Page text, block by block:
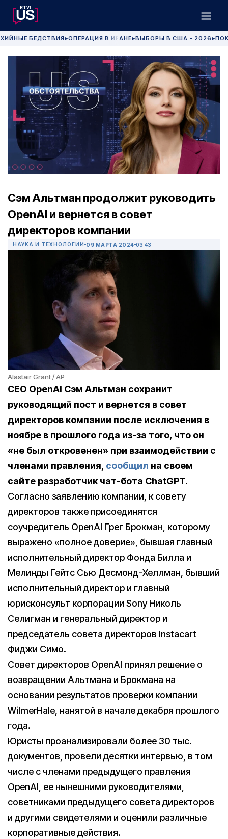
БЕДСТВИЯ▶ОПЕРАЦИЯ В ИРАНЕ▶ВЫБОРЫ В США - 2026 ▶
Сэм Альтман продолжит руководить
OpenAI и вернется в совет
директоров компании
НАУКА И ТЕХНОЛОГИИ 09 МАРТА 2024 03:43
Alastair Grant / AP
CEO OpenAI Сэм Альтман сохранит
руководящий пост и вернется в совет
директоров компании после исключения в
ноябре в прошлого года из-за того, что он
«не был откровенен» при взаимодействии с
членами правления, сообщил на своем
сайте разработчик чат-бота ChatGPT.
Согласно заявлению компании, к совету
директоров также присоединятся
соучредитель OpenAI Грег Брокман, которому
выражено «полное доверие», бывшая главный
исполнительный директор Фонда Билла и
Мелинды Гейтс Сью Десмонд-Хеллман, бывший
исполнительный директор и главный
юрисконсульт корпорации Sony Николь
Селигман и генеральный директор и
председатель совета директоров Instacart
Фиджи Симо.
Совет директоров OpenAI принял решение о
возвращении Альтмана и Брокмана на
основании результатов проверки компании
WilmerHale, нанятой в начале декабря прошлого
года.
Юристы проанализировали более 30 тыс.
документов, провели десятки интервью, в том
числе с членами предыдущего правления
OpenAI, ее нынешними руководителями,
советниками предыдущего совета директоров
и другими свидетелями и оценили различные
корпоративные действия.